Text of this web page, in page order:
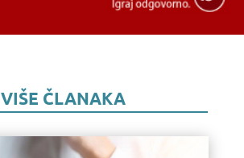
VIŠE ČLANAKA